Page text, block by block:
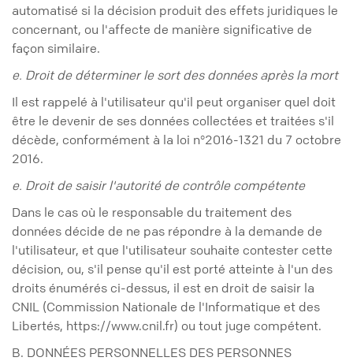
automatisé si la décision produit des effets juridiques le
concernant, ou l'affecte de manière significative de
façon similaire.
e. Droit de déterminer le sort des données après la mort
Il est rappelé à l'utilisateur qu'il peut organiser quel doit
être le devenir de ses données collectées et traitées s'il
décède, conformément à la loi n°2016-1321 du 7 octobre
2016.
e. Droit de saisir l'autorité de contrôle compétente
Dans le cas où le responsable du traitement des
données décide de ne pas répondre à la demande de
l'utilisateur, et que l'utilisateur souhaite contester cette
décision, ou, s'il pense qu'il est porté atteinte à l'un des
droits énumérés ci-dessus, il est en droit de saisir la
CNIL (Commission Nationale de l'Informatique et des
Libertés, https://www.cnil.fr) ou tout juge compétent.
B. DONNÉES PERSONNELLES DES PERSONNES